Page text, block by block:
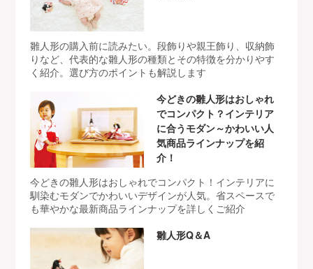
雛人形の購入前に読みたい。段飾りや親王飾り、収納飾
りなど、代表的な雛人形の種類とその特徴を分かりやす
く紹介。選び方のポイントも解説します
今どきの雛人形はおしゃれ
でコンパクト？インテリア
に合うモダン～かわいい人
気商品ラインナップを紹
介！
今どきの雛人形はおしゃれでコンパクト！インテリアに
馴染むモダンでかわいいデザインが人気。省スペースで
も華やかな最新商品ラインナップを詳しくご紹介
雛人形Q＆A